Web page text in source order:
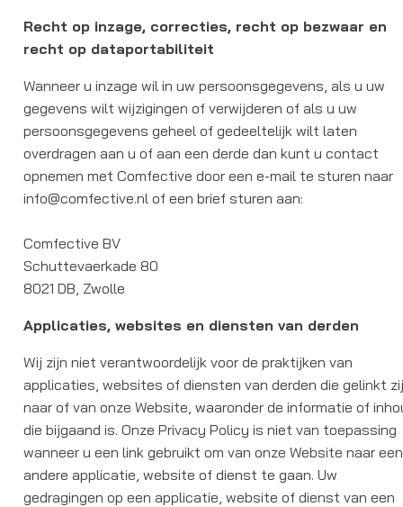
Recht op inzage, correcties, recht op bezwaar en
recht op dataportabiliteit
Wanneer u inzage wil in uw persoonsgegevens, als u uw
gegevens wilt wijzigingen of verwijderen of als u uw
persoonsgegevens geheel of gedeeltelijk wilt laten
overdragen aan u of aan een derde dan kunt u contact
opnemen met Comfective door een e-mail te sturen naar
info@comfective.nl of een brief sturen aan:
Comfective BV
Schuttevaerkade 80
8021 DB, Zwolle
Applicaties, websites en diensten van derden
Wij zijn niet verantwoordelijk voor de praktijken van
applicaties, websites of diensten van derden die gelinkt
naar of van onze Website, waaronder de informatie of
die bijgaand is. Onze Privacy Policy is niet van toepassing
wanneer u een link gebruikt om van onze Website naar een
andere applicatie, website of dienst te gaan. Uw
gedragingen op een applicatie, website of dienst van een